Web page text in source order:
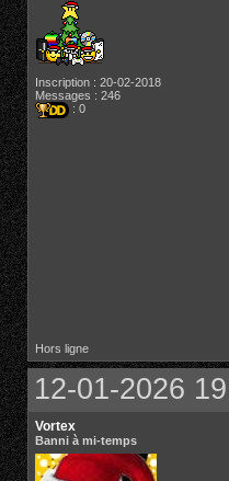
Inscription : 20-02-2018
Messages : 246
: 0
Hors ligne
12-01-2026
Vortex
Banni à mi-temps